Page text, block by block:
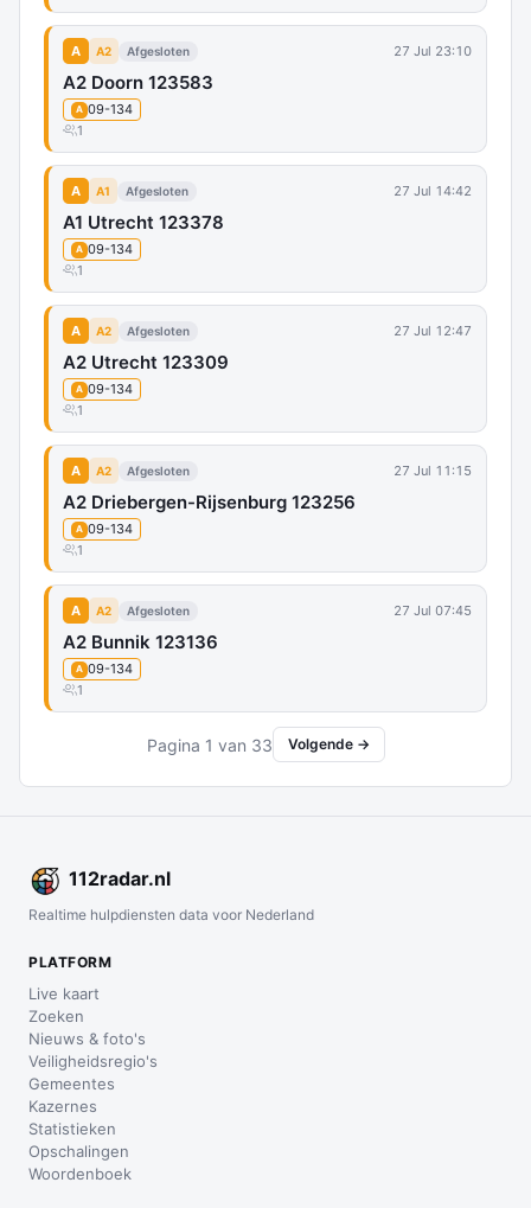
A A2 Afgesloten 27 Jul 23:10
A2 Doorn 123583
A 09-134
1
A A1 Afgesloten 27 Jul 14:42
A1 Utrecht 123378
A 09-134
1
A A2 Afgesloten 27 Jul 12:47
A2 Utrecht 123309
A 09-134
1
A A2 Afgesloten 27 Jul 11:15
A2 Driebergen-Rijsenburg 123256
A 09-134
1
A A2 Afgesloten 27 Jul 07:45
A2 Bunnik 123136
A 09-134
1
Pagina 1 van 33 Volgende →
112radar.nl
Realtime hulpdiensten data voor Nederland
PLATFORM
Live kaart
Zoeken
Nieuws & foto's
Veiligheidsregio's
Gemeentes
Kazernes
Statistieken
Opschalingen
Woordenboek